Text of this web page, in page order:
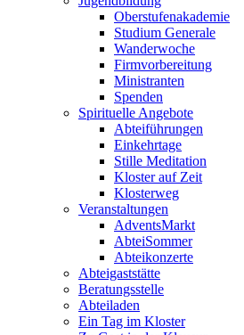
Oberstufenakademie
Studium Generale
Wanderwoche
Firmvorbereitung
Ministranten
Spenden
Spirituelle Angebote
Abteiführungen
Einkehrtage
Stille Meditation
Kloster auf Zeit
Klosterweg
Veranstaltungen
AdventsMarkt
AbteiSommer
Abteikonzerte
Abteigaststätte
Beratungsstelle
Abteiladen
Ein Tag im Kloster